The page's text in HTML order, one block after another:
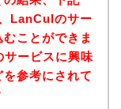
LanCulのサー
ことができま
ービスに興味
参考にされて